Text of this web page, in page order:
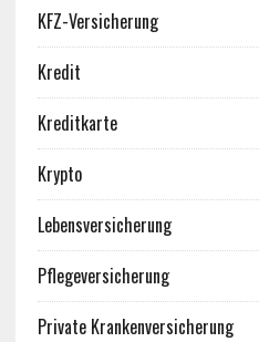
KFZ-Versicherung
Kredit
Kreditkarte
Krypto
Lebensversicherung
Pflegeversicherung
Private Krankenversicherung